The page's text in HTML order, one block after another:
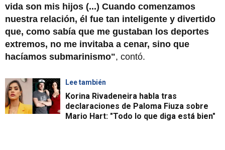
vida son mis hijos (...) Cuando comenzamos
nuestra relación, él fue tan inteligente y divertido
que, como sabía que me gustaban los deportes
extremos, no me invitaba a cenar, sino que
hacíamos submarinismo", contó.
Lee también
Korina Rivadeneira habla tras
declaraciones de Paloma Fiuza sobre
Mario Hart: "Todo lo que diga está bien"